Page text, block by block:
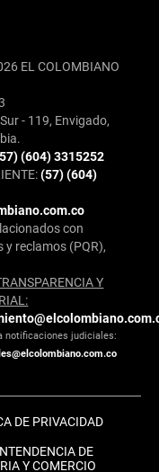
EL COLOMBIANO
- 119, Envigado,
(604) 3315252
(57) (604)
con
y reclamos (PQR),
Y
notificaciones judiciales:
DE PRIVACIDAD
DE
Y COMERCIO